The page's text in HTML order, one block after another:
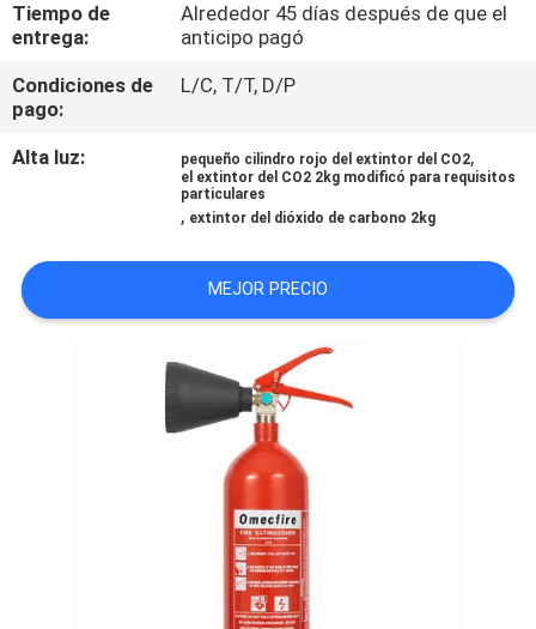
CONTROL
DE
CALIDAD
EN
CONTACTO
Tiempo de
entrega:
Alrededor 45 días después de que el
anticipo pagó
Condiciones de
pago:
L/C, T/T, D/P
Alta luz: pequeño cilindro rojo del extintor del CO2,
el extintor del CO2 2kg modificó para requisitos
particulares
, extintor del dióxido de carbono 2kg
MEJOR PRECIO